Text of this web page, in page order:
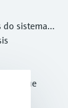
do sistema e
dados